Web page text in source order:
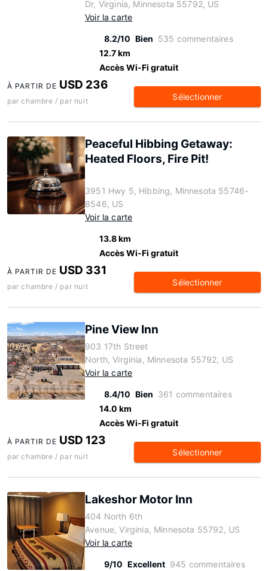
Dr, Virginia, Minnesota 55792, US
Voir la carte
8.2/10 Bien 535 commentaires
12.7 km
Accès Wi-Fi gratuit
À PARTIR DE USD 236
par chambre / par nuit Sélectionner
Peaceful Hibbing Getaway:
Heated Floors, Fire Pit!
3951 Hwy 5, Hibbing, Minnesota 55746-
8546, US
Voir la carte
13.8 km
Accès Wi-Fi gratuit
À PARTIR DE USD 331
par chambre / par nuit Sélectionner
Pine View Inn
903 17th Street
North, Virginia, Minnesota 55792, US
Voir la carte
8.4/10 Bien 361 commentaires
14.0 km
Accès Wi-Fi gratuit
À PARTIR DE USD 123
par chambre / par nuit Sélectionner
Lakeshor Motor Inn
404 North 6th
Avenue, Virginia, Minnesota 55792, US
Voir la carte
9/10 Excellent 945 commentaires